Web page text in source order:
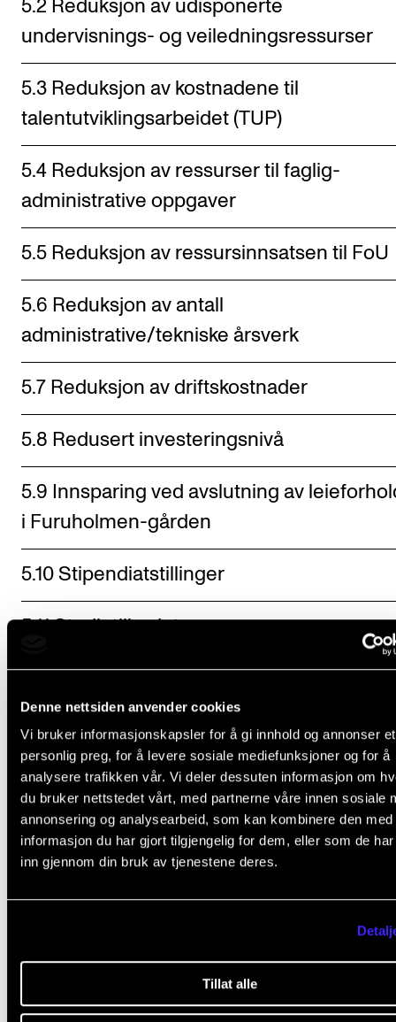
Denne nettsiden anvender cookies
Vi bruker informasjonskapsler for å gi innhold og annonser et
personlig preg, for å levere sosiale mediefunksjoner og for å
analysere trafikken vår. Vi deler dessuten informasjon om
du bruker nettstedet vårt, med partnerne våre innen sosiale
annonsering og analysearbeid, som kan kombinere den med
informasjon du har gjort tilgjengelig for dem, eller som de
inn gjennom din bruk av tjenestene deres.
Tillat alle
5.2 Reduksjon av udisponerte
undervisnings- og veiledningsressurser
5.3 Reduksjon av kostnadene til
talentutviklingsarbeidet (TUP)
5.4 Reduksjon av ressurser til faglig-
administrative oppgaver
5.5 Reduksjon av ressursinnsatsen til FoU
5.6 Reduksjon av antall
administrative/tekniske årsverk
5.7 Reduksjon av driftskostnader
5.8 Redusert investeringsnivå
5.9 Innsparing ved avslutning av
i Furuholmen-gården
5.10 Stipendiatstillinger
5.11 Studietilbudet
Kontakt
Rektor
Førsteamanuensis
Jazz-piano